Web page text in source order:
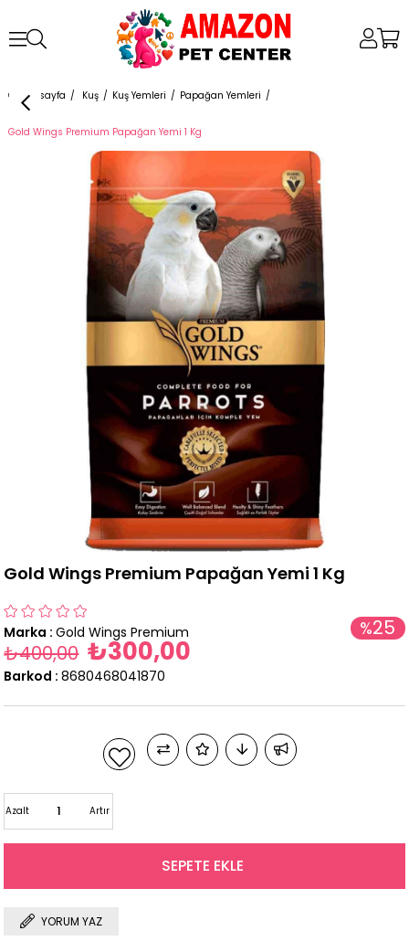
Anasayfa Kuş Kuş Yemleri Papağan Yemleri
Gold Wings Premium Papağan Yemi 1 Kg
Gold Wings Premium Papağan Yemi 1 Kg
Marka : Gold Wings Premium %25
₺400,00 ₺300,00
Barkod : 8680468041870
Artır
Azalt
YORUM YAZ